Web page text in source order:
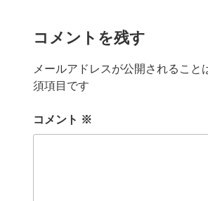
コメントを残す
メールアドレスが公開されること
須項目です
コメント ※